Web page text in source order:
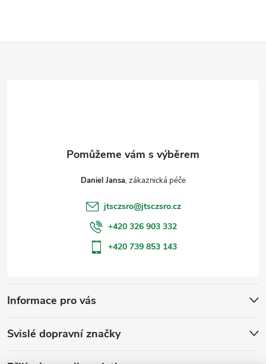
Informace pro vás
Svislé dopravní značky
Daniel Jansa
jtsczsro@jtsczsro.cz
+420 326 903 332
+420 739 853 143